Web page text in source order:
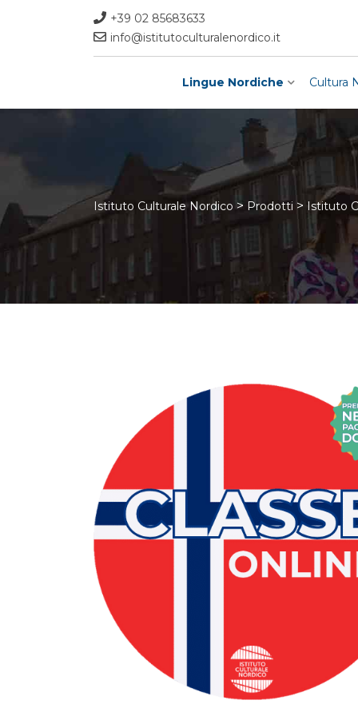
+39 02 85683633
info@istitutoculturalenordico.it
Lingue Nordiche Cultura
Istituto Culturale Nordico> Prodotti > Istituto